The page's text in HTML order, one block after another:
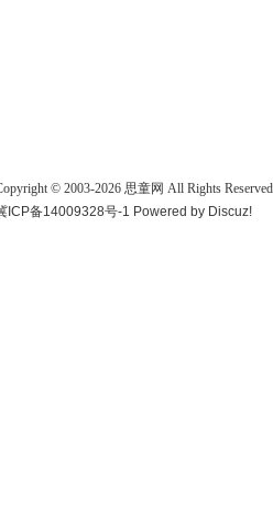
© 2003-2026 思童网 All Rights Reserved
ICP备14009328号-1 Powered by Discuz!